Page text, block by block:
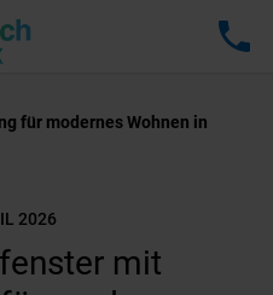
für modernes Wohnen in
2026
mit